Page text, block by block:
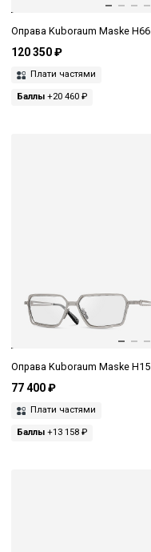
Оправа Kuboraum Maske H66
120 350 ₽
Плати частями
Баллы +20 460 ₽
Оправа Kuboraum Maske H15
77 400 ₽
Плати частями
Баллы +13 158 ₽